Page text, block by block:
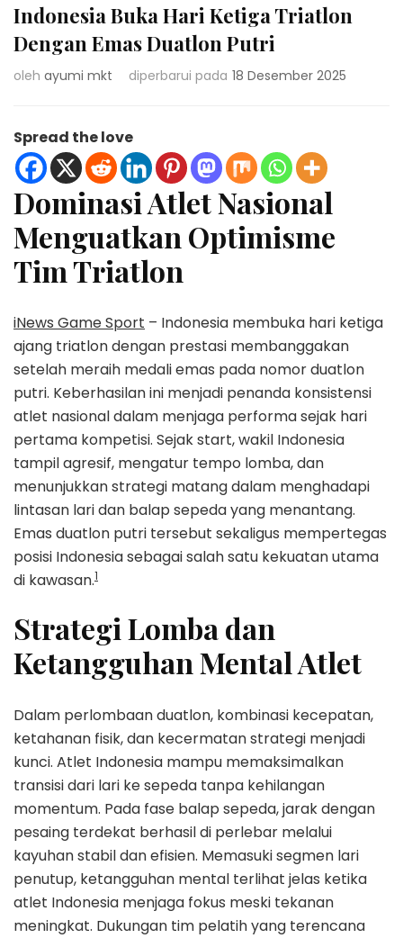
Indonesia Buka Hari Ketiga Triatlon
Dengan Emas Duatlon Putri
oleh ayumi mkt diperbarui pada 18 Desember 2025
Spread the love
Dominasi Atlet Nasional
Menguatkan Optimisme
Tim Triatlon
iNews Game Sport – Indonesia membuka hari ketiga
ajang triatlon dengan prestasi membanggakan
setelah meraih medali emas pada nomor duatlon
putri. Keberhasilan ini menjadi penanda konsistensi
atlet nasional dalam menjaga performa sejak hari
pertama kompetisi. Sejak start, wakil Indonesia
tampil agresif, mengatur tempo lomba, dan
menunjukkan strategi matang dalam menghadapi
lintasan lari dan balap sepeda yang menantang.
Emas duatlon putri tersebut sekaligus mempertegas
posisi Indonesia sebagai salah satu kekuatan utama
di kawasan.1
Strategi Lomba dan
Ketangguhan Mental Atlet
Dalam perlombaan duatlon, kombinasi kecepatan,
ketahanan fisik, dan kecermatan strategi menjadi
kunci. Atlet Indonesia mampu memaksimalkan
transisi dari lari ke sepeda tanpa kehilangan
momentum. Pada fase balap sepeda, jarak dengan
pesaing terdekat berhasil di perlebar melalui
kayuhan stabil dan efisien. Memasuki segmen lari
penutup, ketangguhan mental terlihat jelas ketika
atlet Indonesia menjaga fokus meski tekanan
meningkat. Dukungan tim pelatih yang terencana